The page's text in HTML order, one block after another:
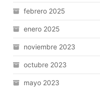
febrero 2025
enero 2025
noviembre 2023
octubre 2023
mayo 2023